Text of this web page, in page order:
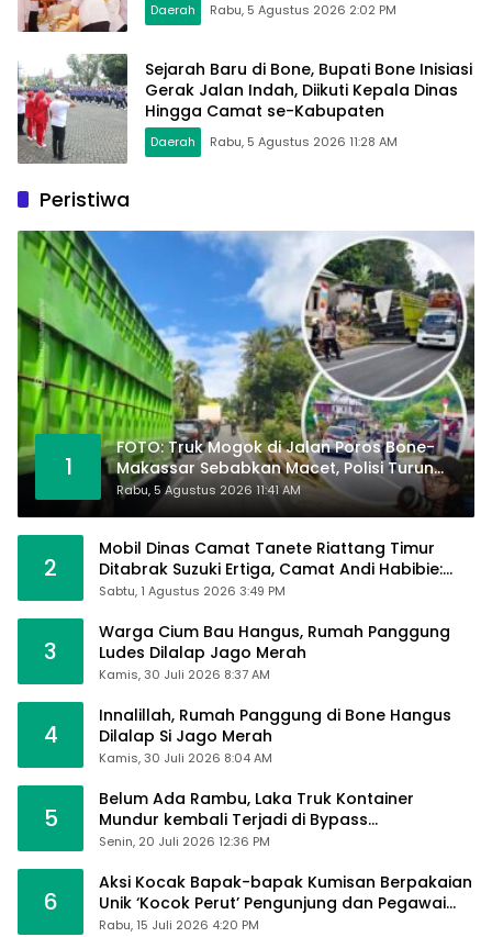
Daerah Rabu, 5 Agustus 2026 2:02 PM
Sejarah Baru di Bone, Bupati Bone Inisiasi
Gerak Jalan Indah, Diikuti Kepala Dinas
Hingga Camat se-Kabupaten
Daerah Rabu, 5 Agustus 2026 11:28 AM
Peristiwa
1
FOTO: Truk Mogok di Jalan Poros Bone-
Makassar Sebabkan Macet, Polisi Turun
Tangan
Rabu, 5 Agustus 2026 11:41 AM
2
Mobil Dinas Camat Tanete Riattang Timur
Ditabrak Suzuki Ertiga, Camat Andi Habibie:
Alhamdulillah Saya Baik-Baik Saja
Sabtu, 1 Agustus 2026 3:49 PM
3
Warga Cium Bau Hangus, Rumah Panggung
Ludes Dilalap Jago Merah
Kamis, 30 Juli 2026 8:37 AM
4
Innalillah, Rumah Panggung di Bone Hangus
Dilalap Si Jago Merah
Kamis, 30 Juli 2026 8:04 AM
5
Belum Ada Rambu, Laka Truk Kontainer
Mundur kembali Terjadi di Bypass
Sumpallabbu
Senin, 20 Juli 2026 12:36 PM
6
Aksi Kocak Bapak-bapak Kumisan Berpakaian
Unik ‘Kocok Perut’ Pengunjung dan Pegawai
Alfamart, Ngaku Aktifkan Layar Sentuh Atm
Rabu, 15 Juli 2026 4:20 PM